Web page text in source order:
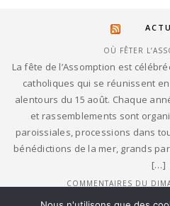
OÙ FÊTER
La fête de l’Assomption est
catholiques qui se réunissent
alentours du 15 août. Chaque
et rassemblements sont
paroissiales, processions dans
bénédictions de la mer, grands
[…]
COMMENTAIRES DU
9 août 2026, 19e dimanche du